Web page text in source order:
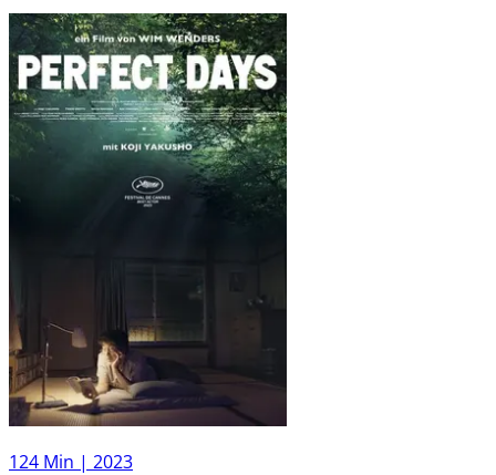
124 Min | 2023